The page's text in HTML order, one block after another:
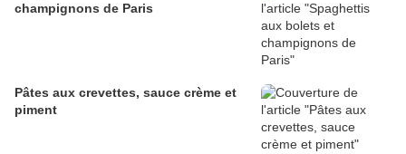
champignons de Paris
Pâtes aux crevettes, sauce crème et
piment